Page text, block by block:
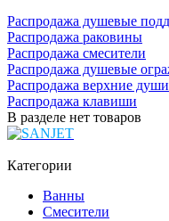
Распродажа душевые
Распродажа раковины
Распродажа смесители
Распродажа душевые
Распродажа верхние души
Распродажа клавиши
В разделе нет товаров
Категории
Ванны
Смесители